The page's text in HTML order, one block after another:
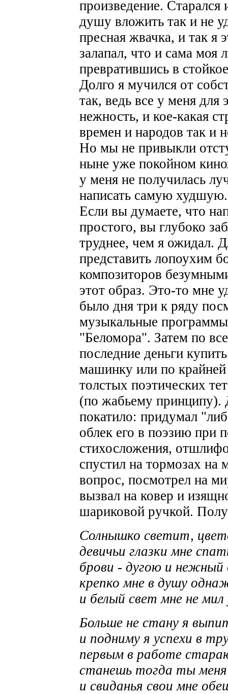
произведение.
душу вложить так и не
пресная жвачка, и так я
залапал, что и сама
превратившись в
Долго я мучился от
так, ведь все у меня
нежность, и кое-какая
времен и народов так и
Но мы не привыкли
ныне уже покойном
у меня не получилась
написать самую худшую.
Если вы думаете, что
простого, вы глубоко
труднее, чем я ожидал.
представить лопоухим
композиторов
этот образ. Это-то мне
было дня три к ряду
музыкальные
"Беломора". Затем по
последние деньги
машинку или по крайней
толстых поэтических
(по жабьему принципу).
покатило: придумал
облек его в поэзию при
стихосложения,
спустил на тормозах на
вопрос, посмотрел на
вызвал на ковер и
шариковой ручкой.
Солнышко светит,
девичьи глазки мне
брови - дугою и нежный
крепко мне в душу
и белый свет мне не
Больше не стану я
и подниму я успехи в
первым в работе
станешь тогда ты
и свиданья свои мне